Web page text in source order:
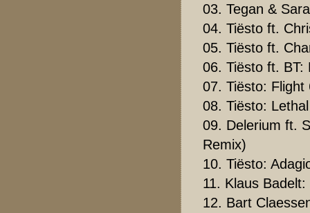
03. Tegan &
04. Tiësto ft.
05. Tiësto ft.
06. Tiësto ft. BT:
07. Tiësto: Flight
08. Tiësto:
09. Delerium ft.
Remix)
10. Tiësto:
11. Klaus
12. Bart